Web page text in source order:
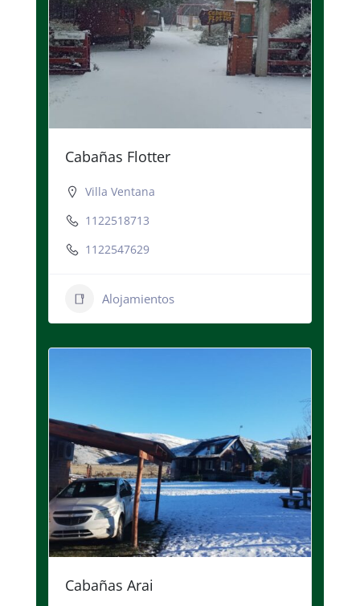
Cabañas Flotter
Villa Ventana
1122518713
1122547629
Alojamientos
Cabañas Arai